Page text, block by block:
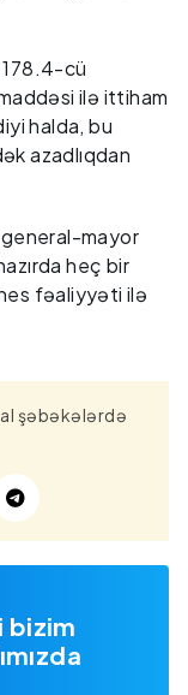
178.4-cü
ilə ittiham
halda, bu
azadlıqdan
general-mayor
heç bir
fəaliyyəti ilə
şəbəkələrdə
bizim